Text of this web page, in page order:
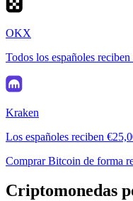
OKX
Todos los españoles
Kraken
Los españoles reciben
Comprar Bitcoin de forma
Criptomonedas